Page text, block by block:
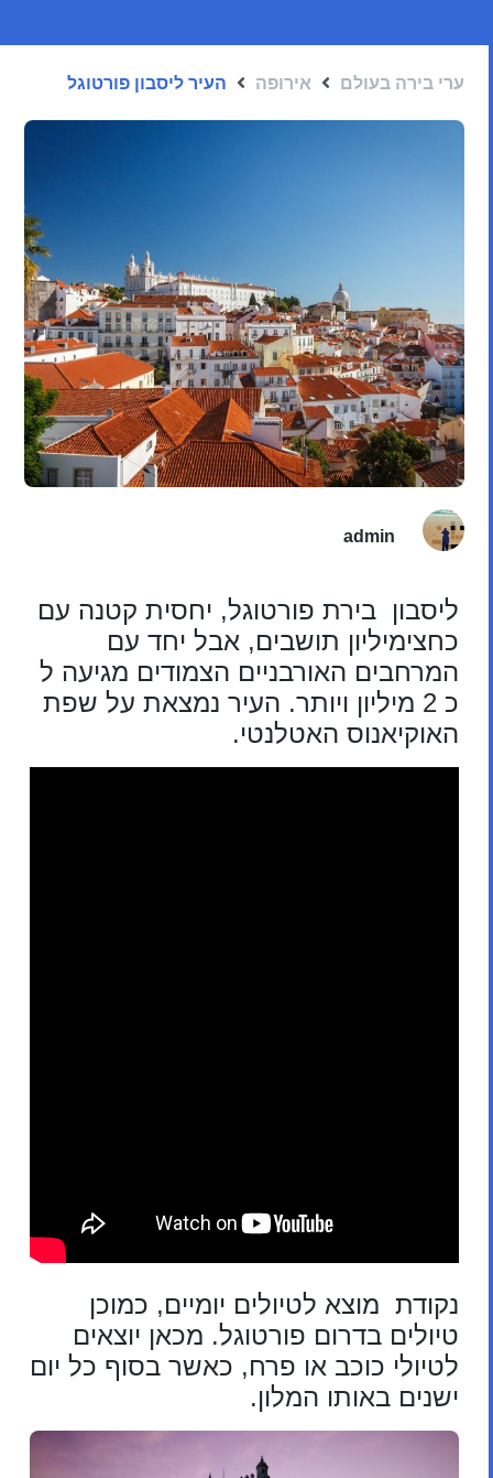
ערי בירה בעולם אירופה העיר ליסבון פורטוגל
admin
ליסבון בירת פורטוגל, יחסית קטנה עם
כחצימיליון תושבים, אבל יחד עם
המרחבים האורבניים הצמודים מגיעה ל
כ 2 מיליון ויותר. העיר נמצאת על שפת
האוקיאנוס האטלנטי.
נקודת מוצא לטיולים יומיים, כמוכן
טיולים בדרום פורטוגל. מכאן יוצאים
לטיולי כוכב או פרח, כאשר בסוף כל יום
ישנים באותו המלון.